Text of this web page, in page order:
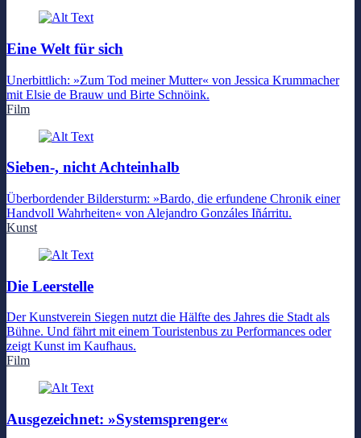
Eine Welt für sich
Unerbittlich: »Zum Tod meiner Mutter« von Jessica Krummacher
mit Elsie de Brauw und Birte Schnöink.
Film
Sieben-, nicht Achteinhalb
Überbordender Bildersturm: »Bardo, die erfundene Chronik einer
Handvoll Wahrheiten« von Alejandro Gonzáles Iñárritu.
Kunst
Die Leerstelle
Der Kunstverein Siegen nutzt die Hälfte des Jahres die Stadt als
Bühne. Und fährt mit einem Touristenbus zu Performances oder
zeigt Kunst im Kaufhaus.
Film
Ausgezeichnet: »Systemsprenger«